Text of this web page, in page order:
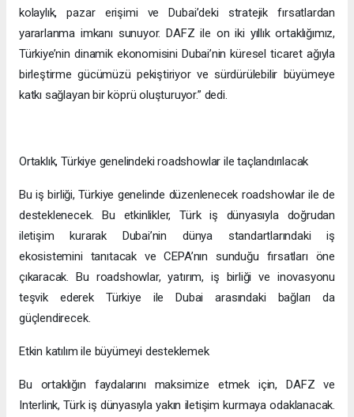
kolaylık, pazar erişimi ve Dubai’deki stratejik fırsatlardan
yararlanma imkanı sunuyor. DAFZ ile on iki yıllık ortaklığımız,
Türkiye’nin dinamik ekonomisini Dubai’nin küresel ticaret ağıyla
birleştirme gücümüzü pekiştiriyor ve sürdürülebilir büyümeye
katkı sağlayan bir köprü oluşturuyor.” dedi.
Ortaklık, Türkiye genelindeki roadshowlar ile taçlandırılacak
Bu iş birliği, Türkiye genelinde düzenlenecek roadshowlar ile de
desteklenecek. Bu etkinlikler, Türk iş dünyasıyla doğrudan
iletişim kurarak Dubai’nin dünya standartlarındaki iş
ekosistemini tanıtacak ve CEPA’nın sunduğu fırsatları öne
çıkaracak. Bu roadshowlar, yatırım, iş birliği ve inovasyonu
teşvik ederek Türkiye ile Dubai arasındaki bağları da
güçlendirecek.
Etkin katılım ile büyümeyi desteklemek
Bu ortaklığın faydalarını maksimize etmek için, DAFZ ve
Interlink, Türk iş dünyasıyla yakın iletişim kurmaya odaklanacak.